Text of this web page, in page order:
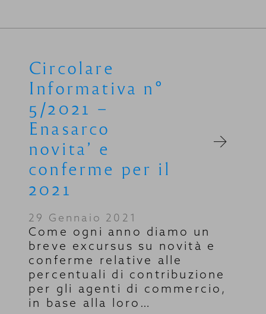
Circolare
Informativa n°
5/2021 –
Enasarco
novita’ e
conferme per il
2021
29 Gennaio 2021
Come ogni anno diamo un
breve excursus su novità e
conferme relative alle
percentuali di contribuzione
per gli agenti di commercio,
in base alla loro…